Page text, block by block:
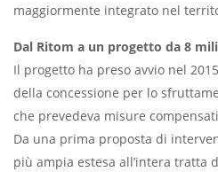
maggiormente integrato nel
Dal Ritom a un progetto da 8
Il progetto ha preso avvio nel
della concessione per lo
che prevedeva misure
Da una prima proposta di
più ampia estesa all’intera tratta